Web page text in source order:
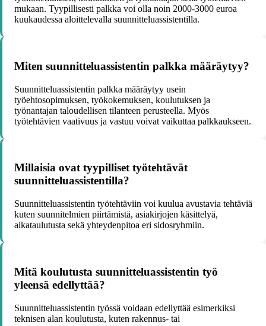
mukaan. Tyypillisesti palkka voi olla noin 2000-3000 euroa
kuukaudessa aloittelevalla suunnitteluassistentilla.
Miten suunnitteluassistentin palkka määräytyy?
Suunnitteluassistentin palkka määräytyy usein
työehtosopimuksen, työkokemuksen, koulutuksen ja
työnantajan taloudellisen tilanteen perusteella. Myös
työtehtävien vaativuus ja vastuu voivat vaikuttaa palkkaukseen.
Millaisia ovat tyypilliset työtehtävät
suunnitteluassistentilla?
Suunnitteluassistentin työtehtäviin voi kuulua avustavia tehtäviä
kuten suunnitelmien piirtämistä, asiakirjojen käsittelyä,
aikataulutusta sekä yhteydenpitoa eri sidosryhmiin.
Mitä koulutusta suunnitteluassistentin työ
yleensä edellyttää?
Suunnitteluassistentin työssä voidaan edellyttää esimerkiksi
teknisen alan koulutusta, kuten rakennus- tai